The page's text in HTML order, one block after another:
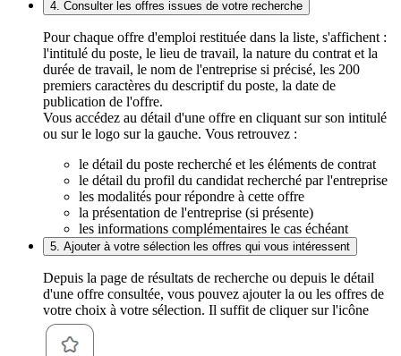
4. Consulter les offres issues de votre recherche
Pour chaque offre d'emploi restituée dans la liste, s'affichent :
l'intitulé du poste, le lieu de travail, la nature du contrat et la
durée de travail, le nom de l'entreprise si précisé, les 200
premiers caractères du descriptif du poste, la date de
publication de l'offre.
Vous accédez au détail d'une offre en cliquant sur son intitulé
ou sur le logo sur la gauche. Vous retrouvez :
le détail du poste recherché et les éléments de contrat
le détail du profil du candidat recherché par l'entreprise
les modalités pour répondre à cette offre
la présentation de l'entreprise (si présente)
les informations complémentaires le cas échéant
5. Ajouter à votre sélection les offres qui vous intéressent
Depuis la page de résultats de recherche ou depuis le détail
d'une offre consultée, vous pouvez ajouter la ou les offres de
votre choix à votre sélection. Il suffit de cliquer sur l'icône